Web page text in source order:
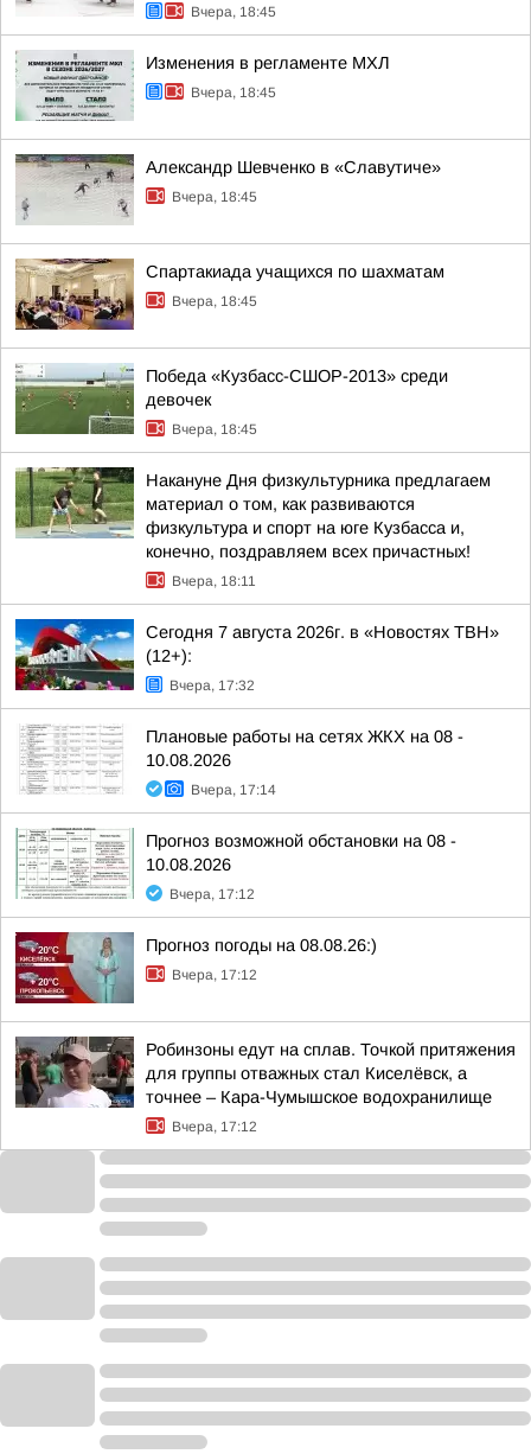
Вчера, 18:45
Изменения в регламенте МХЛ
Вчера, 18:45
Александр Шевченко в «Славутиче»
Вчера, 18:45
Спартакиада учащихся по шахматам
Вчера, 18:45
Победа «Кузбасс-СШОР-2013» среди
девочек
Вчера, 18:45
Накануне Дня физкультурника предлагаем
материал о том, как развиваются
физкультура и спорт на юге Кузбасса и,
конечно, поздравляем всех причастных!
Вчера, 18:11
Сегодня 7 августа 2026г. в «Новостях ТВН»
(12+):
Вчера, 17:32
Плановые работы на сетях ЖКХ на 08 -
10.08.2026
Вчера, 17:14
Прогноз возможной обстановки на 08 -
10.08.2026
Вчера, 17:12
Прогноз погоды на 08.08.26:)
Вчера, 17:12
Робинзоны едут на сплав. Точкой притяжения
для группы отважных стал Киселёвск, а
точнее – Кара-Чумышское водохранилище
Вчера, 17:12